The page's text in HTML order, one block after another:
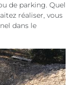
de parking. Quel
réaliser, vous
dans le